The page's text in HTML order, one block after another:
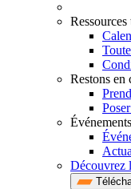
Ressources
Restons en
Découvrez